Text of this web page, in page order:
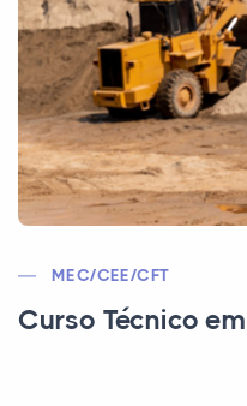
MEC/CEE/CFT
Curso Técnico